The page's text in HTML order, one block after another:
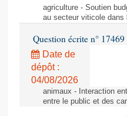
agriculture - Soutien
au secteur viticole dans
Question écrite n°
Date de
dépôt :
04/08/2026
animaux - Interaction
entre le public et des